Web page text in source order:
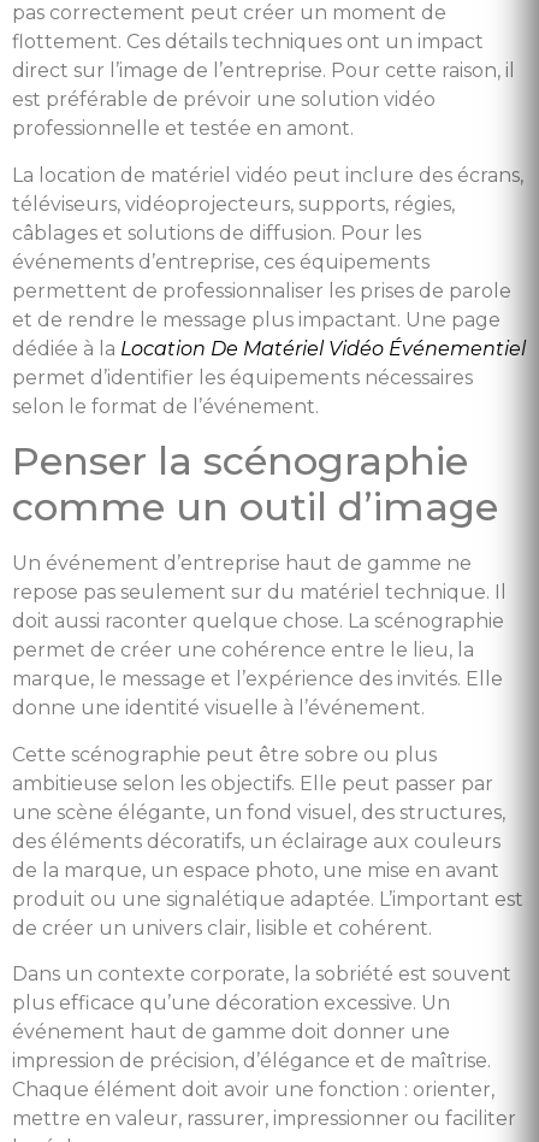
pas correctement peut créer un moment de
flottement. Ces détails techniques ont un impact
direct sur l’image de l’entreprise. Pour cette raison, il
est préférable de prévoir une solution vidéo
professionnelle et testée en amont.
La location de matériel vidéo peut inclure des écrans,
téléviseurs, vidéoprojecteurs, supports, régies,
câblages et solutions de diffusion. Pour les
événements d’entreprise, ces équipements
permettent de professionnaliser les prises de parole
et de rendre le message plus impactant. Une page
dédiée à la Location De Matériel Vidéo Événementiel
permet d’identifier les équipements nécessaires
selon le format de l’événement.
Penser la scénographie
comme un outil d’image
Un événement d’entreprise haut de gamme ne
repose pas seulement sur du matériel technique. Il
doit aussi raconter quelque chose. La scénographie
permet de créer une cohérence entre le lieu, la
marque, le message et l’expérience des invités. Elle
donne une identité visuelle à l’événement.
Cette scénographie peut être sobre ou plus
ambitieuse selon les objectifs. Elle peut passer par
une scène élégante, un fond visuel, des structures,
des éléments décoratifs, un éclairage aux couleurs
de la marque, un espace photo, une mise en avant
produit ou une signalétique adaptée. L’important est
de créer un univers clair, lisible et cohérent.
Dans un contexte corporate, la sobriété est souvent
plus efficace qu’une décoration excessive. Un
événement haut de gamme doit donner une
impression de précision, d’élégance et de maîtrise.
Chaque élément doit avoir une fonction : orienter,
mettre en valeur, rassurer, impressionner ou faciliter